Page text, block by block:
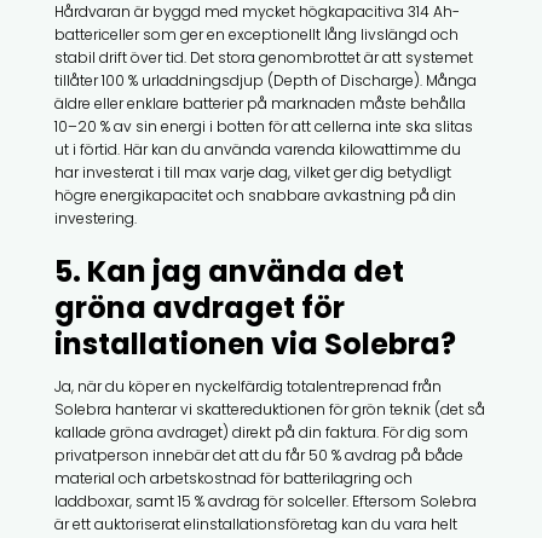
Hårdvaran är byggd med mycket högkapacitiva 314 Ah-
battericeller som ger en exceptionellt lång livslängd och
stabil drift över tid. Det stora genombrottet är att systemet
tillåter 100 % urladdningsdjup (Depth of Discharge). Många
äldre eller enklare batterier på marknaden måste behålla
10–20 % av sin energi i botten för att cellerna inte ska slitas
ut i förtid. Här kan du använda varenda kilowattimme du
har investerat i till max varje dag, vilket ger dig betydligt
högre energikapacitet och snabbare avkastning på din
investering.
5. Kan jag använda det
gröna avdraget för
installationen via Solebra?
Ja, när du köper en nyckelfärdig totalentreprenad från
Solebra hanterar vi skattereduktionen för grön teknik (det så
kallade gröna avdraget) direkt på din faktura. För dig som
privatperson innebär det att du får 50 % avdrag på både
material och arbetskostnad för batterilagring och
laddboxar, samt 15 % avdrag för solceller. Eftersom Solebra
är ett auktoriserat elinstallationsföretag kan du vara helt